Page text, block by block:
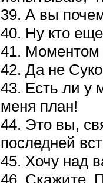
39. А вы
40. Ну кто еще
41. Моментом
42. Да не
43. Есть ли у
меня план!
44. Это вы,
последней
45. Хочу над